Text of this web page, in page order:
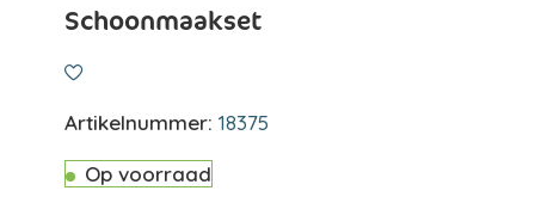
Schoonmaakset
Artikelnummer:18375
Op voorraad